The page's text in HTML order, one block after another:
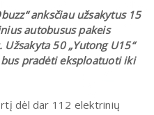
anksčiau užsakytus 15
autobusus pakeis
50 „Yutong U15“
pradėti eksploatuoti iki
dėl dar 112 elektrinių